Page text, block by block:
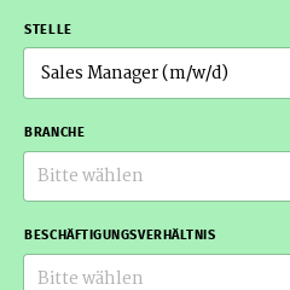
STELLE
BRANCHE
Bitte wählen
BESCHÄFTIGUNGSVERHÄLTNIS
Bitte wählen